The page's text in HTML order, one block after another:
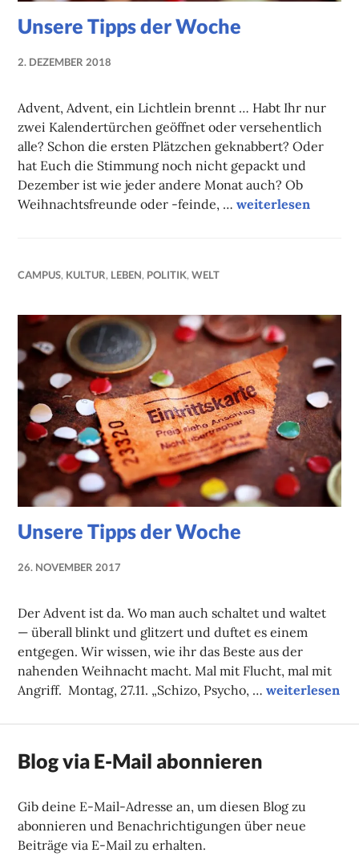
Unsere Tipps der Woche
2. DEZEMBER 2018
Advent, Advent, ein Lichtlein brennt … Habt Ihr nur
zwei Kalendertürchen geöffnet oder versehentlich
alle? Schon die ersten Plätzchen geknabbert? Oder
hat Euch die Stimmung noch nicht gepackt und
Dezember ist wie jeder andere Monat auch? Ob
Weihnachtsfreunde oder -feinde, …Unsere Tipps der
weiterlesen
CAMPUS, KULTUR, LEBEN, POLITIK,WELT
Unsere Tipps der Woche
26. NOVEMBER 2017
ANTER
Der Advent ist da. Wo man auch schaltet und waltet
— überall blinkt und glitzert und duftet es einem
entgegen. Wir wissen, wie ihr das Beste aus der
nahenden Weihnacht macht. Mal mit Flucht, mal mit
Angriff. Montag, 27.11. „Schizo, Psycho, …Unsere Tipps
weiterlesen
Blog via E-Mail abonnieren
Gib deine E-Mail-Adresse an, um diesen Blog zu
abonnieren und Benachrichtigungen über neue
Beiträge via E-Mail zu erhalten.